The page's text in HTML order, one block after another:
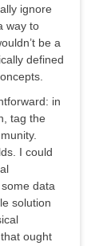
ignore
way to
be a
defined
in
tag the
I could
data
solution
that ought